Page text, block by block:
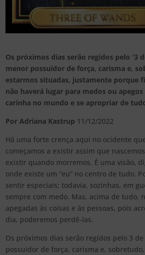
Os próximos dias serão regidos pelo '3
menor possuidor de força, carisma e,
estarmos situadas, justamente porque
não haverá lugar para medos ou
carinha no mundo e se apropriar de
Por Adriana Kastrup 11/12/2022
Há uma forte crença aqui no ocidente
começamos a existir assim que
existir quando morremos. É uma visão,
onde existe um “eu” no centro de tudo.
sentir especiais; todavia, sozinhas, em
sempre com medo. Mas, acima de tudo,
apegadas às coisas e às pessoas, pois
dia, poderemos perdê-las.
Os próximos dias serão regidos pelo 3
possuidor de força, carisma e,